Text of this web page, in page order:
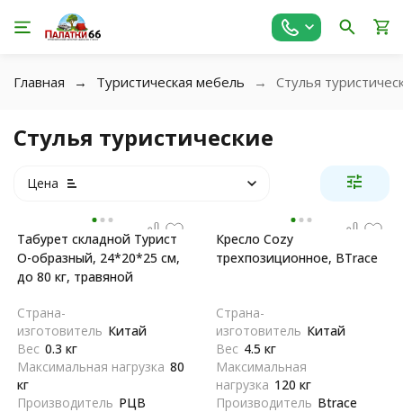
Главная Туристическая мебель Стулья
Стулья туристические
Цена
Табурет складной Турист
О-образный, 24*20*25 см,
до 80 кг, травяной
Страна-
изготовитель Китай
Вес 0.3 кг
Максимальная нагрузка 80
кг
Производитель РЦВ
Кресло Сozy
трехпозиционное, BTrace
Страна-
изготовитель Китай
Вес 4.5 кг
Максимальная
нагрузка 120 кг
Производитель Btrace